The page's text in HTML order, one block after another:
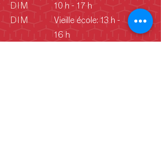
DIM
DIM
10 h - 17 h
Vieille école: 13 h -
16 h